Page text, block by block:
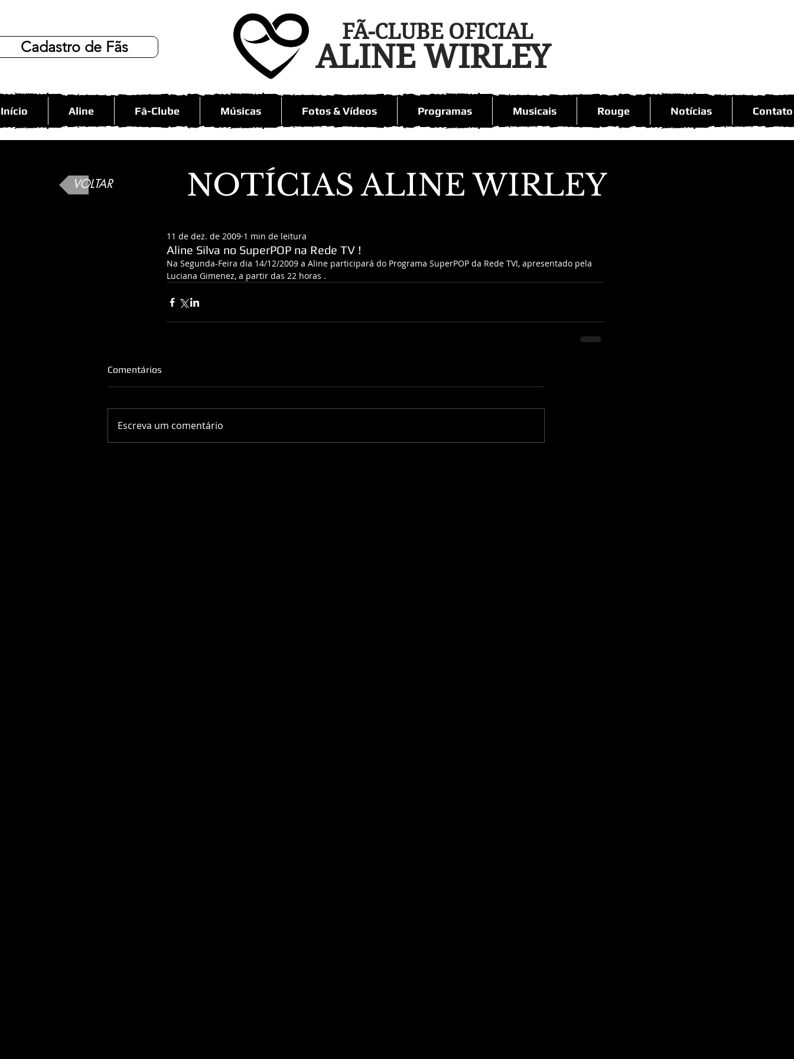
Cadastro de Fãs
FÃ-CLUBE OFICIAL
ALINE WIRLEY
Início Aline Fã-Clube Músicas Fotos & Vídeos Programas Musicais Rouge Notícias Contato
VOLTAR NOTÍCIAS ALINE WIRLEY
Aline Silva no SuperPOP na Rede TV !
11 de dez. de 2009 1 min de leitura
Na Segunda-Feira dia 14/12/2009 a Aline participará do Programa SuperPOP da Rede TV!, apresentado pela
Luciana Gimenez, a partir das 22 horas .
Comentários
Escreva um comentário